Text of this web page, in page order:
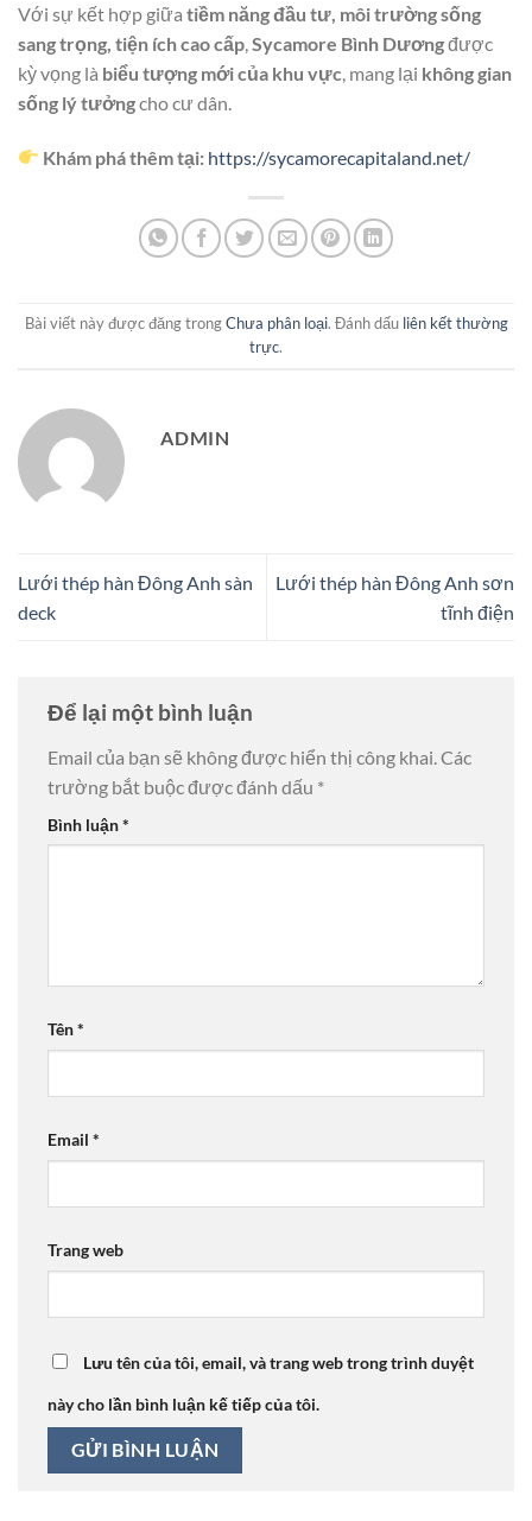
Với sự kết hợp giữa tiềm năng đầu tư, môi trường sống
sang trọng, tiện ích cao cấp Sycamore Bình Dươngđược
kỳ vọng là biểu tượng mới của khu vực , mang lại không gian
sống lý tưởngcho cư dân.
Khám phá thêm tại: https://sycamorecapitaland.net/
Bài viết này được đăng trongChưa phân loại. Đánh dấu liên kết thường
trực.
ADMIN
Lưới thép hàn Đông Anh sàn
deck
Lưới thép hàn Đông Anh sơn
tĩnh điện
Để lại một bình luận
Email của bạn sẽ không được hiển thị công khai. Các
trường bắt buộc được đánh dấu *
Bình luận*
Tên*
Email *
Trang web
Lưu tên của tôi, email, và trang web trong trình duyệt
này cho lần bình luận kế tiếp của tôi.